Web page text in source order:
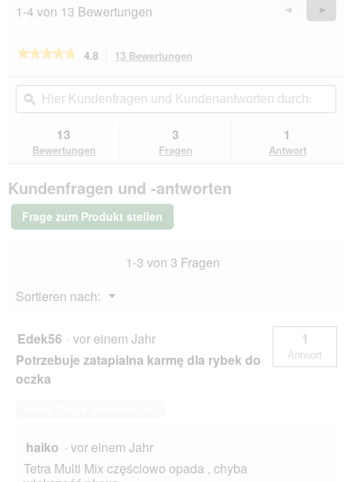
1-4 von 13 Bewertungen
Zurück
Reviews
◄
Weiter
►
★★★★★
★★★★★
5
lesen
Tetra
Multi
Mix
l
4.8 13 Bewertungen
Aktion
navigierst
du
Hier
Kundenfragen
und
Kundenantworten
durchsuchen
ϙ
13
Bewertungen
3
Fragen
1
Antwort
Kundenfragen und -antworten
Frage zum Produkt stellen
1-3 von 3 Fragen
Sortieren nach:
▼
Menü
Edek56 · vor einem Jahr
Potrzebuje zatapialna karmę dla rybek do
oczka
1
Antwort
haiko · vor einem Jahr
Tetra Multi Mix częściowo opada , chyba